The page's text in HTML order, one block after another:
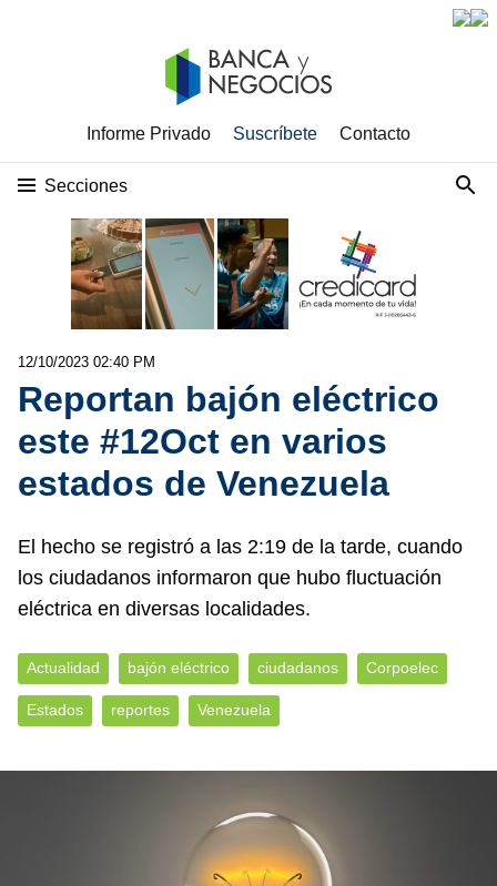
Informe Privado Suscríbete Contacto
Secciones
12/10/2023 02:40 PM
Reportan bajón eléctrico
este #12Oct en varios
estados de Venezuela
El hecho se registró a las 2:19 de la tarde, cuando
los ciudadanos informaron que hubo fluctuación
eléctrica en diversas localidades.
Actualidad bajón eléctrico ciudadanos Corpoelec
Estados reportes Venezuela